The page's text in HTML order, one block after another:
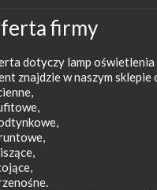
firmy
dotyczy lamp
znajdzie w naszym sklepie